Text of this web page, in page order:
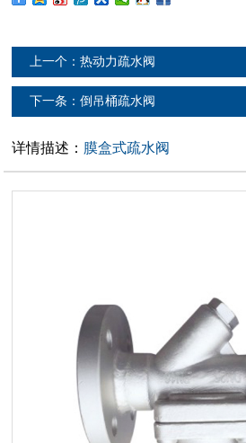
上一个：热动力疏水阀
下一条：倒吊桶疏水阀
详情描述： 膜盒式疏水阀